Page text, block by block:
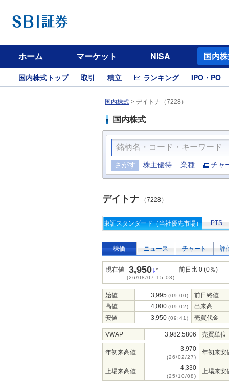
ホーム マーケット NISA 国内
国内株式トップ 取引 積立 ランキング IPO・PO
国内株式 > デイトナ（7228）
国内株式
さがす 株主優待 業種 チャ
デイトナ （7228）
東証スタンダード（当社優先市場） PTS
株価 ニュース チャート 評
現在値 3,950↓*
(26/08/07 15:03)
前日比 0 (0％)
始値 3,995 (09:00)
前日終値
高値
4,000 (09:02)
出来高
安値
3,950 (09:41) 売買代金
VWAP 3,982.5806 売買単位
年初来高値 3,970
(26/02/27)
年初来安
上場来高値 4,330
(25/10/08)
上場来安